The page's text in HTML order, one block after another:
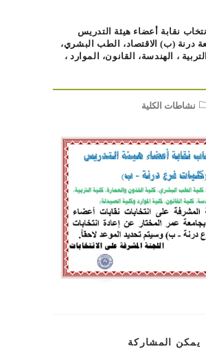
نقابة أعضاء هيئة التدريس
درنة (ب) الاقتصاد، الطب البشري،
، الهندسة، القانون، الموارد ،
نشاطات الكلية
يمكن المشاركة